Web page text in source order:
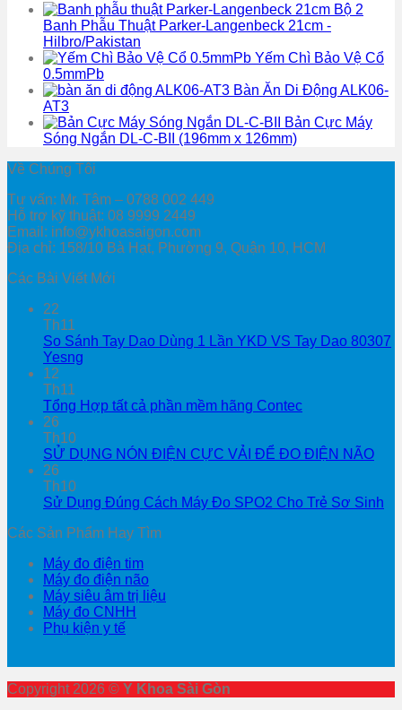
Bộ 2
Banh Phẫu Thuật Parker-Langenbeck 21cm -
Hilbro/Pakistan
Yếm Chì Bảo Vệ Cổ
0.5mmPb
Bàn Ăn Di Động ALK06-
AT3
Bản Cực Máy
Sóng Ngắn DL-C-BII (196mm x 126mm)
Về Chúng Tôi
Tư vấn: Mr. Tâm – 0788 002 449
Hỗ trợ kỹ thuật: 08 9999 2449
Email: info@ykhoasaigon.com
Địa chỉ: 158/10 Bà Hạt, Phường 9, Quận 10, HCM
Các Bài Viết Mới
22
Th11
So Sánh Tay Dao Dùng 1 Lần YKD VS Tay Dao 80307
Yesng
12
Th11
Tổng Hợp tất cả phần mềm hãng Contec
26
Th10
SỬ DỤNG NÓN ĐIỆN CỰC VẢI ĐỂ ĐO ĐIỆN NÃO
26
Th10
Sử Dụng Đúng Cách Máy Đo SPO2 Cho Trẻ Sơ Sinh
Các Sản Phẩm Hay Tìm
Máy đo điện tim
Máy đo điện não
Máy siêu âm trị liệu
Máy đo CNHH
Phụ kiện y tế
Copyright 2026 © Y Khoa Sài Gòn